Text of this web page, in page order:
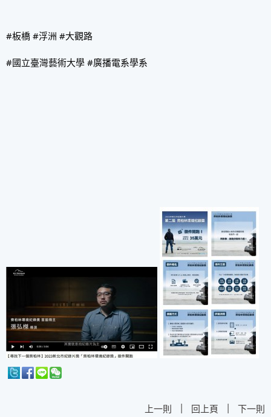
#板橋 #浮洲 #大觀路
#國立臺灣藝術大學 #廣播電系學系
上一則 | 回上頁 | 下一則